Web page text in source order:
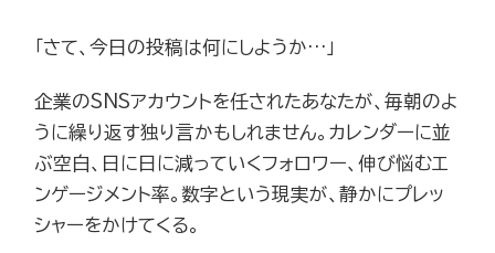
「さて、今日の投稿は何にしようか…」
企業のSNSアカウントを任されたあなたが、毎朝のよ
うに繰り返す独り言かもしれません。カレンダーに並
ぶ空白、日に日に減っていくフォロワー、伸び悩むエ
ンゲージメント率。数字という現実が、静かにプレッ
シャーをかけてくる。